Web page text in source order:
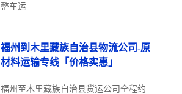
整车运
福州到木里藏族自治县物流公司-原
材料运输专线「价格实惠」
福州至木里藏族自治县货运公司全程约